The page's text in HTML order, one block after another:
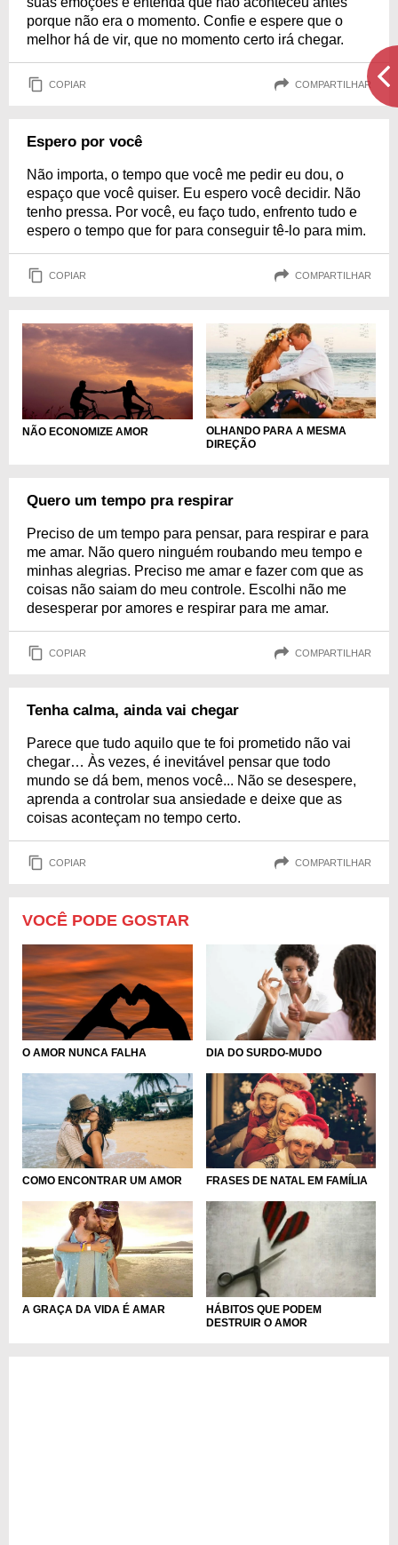
porque não era o momento. Confie e espere que o
melhor há de vir, que no momento certo irá chegar.
COPIAR COMPARTILHAR
Espero por você
Não importa, o tempo que você me pedir eu dou, o
espaço que você quiser. Eu espero você decidir. Não
tenho pressa. Por você, eu faço tudo, enfrento tudo e
espero o tempo que for para conseguir tê-lo para mim.
COPIAR COMPARTILHAR
NÃO ECONOMIZE AMOR
OLHANDO PARA A MESMA
DIREÇÃO
Quero um tempo pra respirar
Preciso de um tempo para pensar, para respirar e para
me amar. Não quero ninguém roubando meu tempo e
minhas alegrias. Preciso me amar e fazer com que as
coisas não saiam do meu controle. Escolhi não me
desesperar por amores e respirar para me amar.
COPIAR COMPARTILHAR
Tenha calma, ainda vai chegar
Parece que tudo aquilo que te foi prometido não vai
chegar… Às vezes, é inevitável pensar que todo
mundo se dá bem, menos você... Não se desespere,
aprenda a controlar sua ansiedade e deixe que as
coisas aconteçam no tempo certo.
COPIAR COMPARTILHAR
VOCÊ PODE GOSTAR
O AMOR NUNCA FALHA DIA DO SURDO-MUDO
COMO ENCONTRAR UM AMOR FRASES DE NATAL EM FAMÍLIA
A GRAÇA DA VIDA É AMAR
HÁBITOS QUE PODEM
DESTRUIR O AMOR